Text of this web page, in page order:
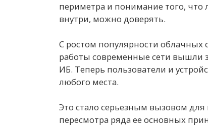
периметра и понимание того,
внутри, можно доверять.
С ростом популярности облачных
работы современные сети вышли
ИБ. Теперь пользователи и
любого места.
Это стало серьезным вызовом
пересмотра ряда ее основных